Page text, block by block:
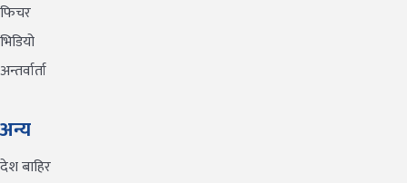
फिचर
भिडियो
अन्तर्वार्ता
अन्य
देश बाहिर